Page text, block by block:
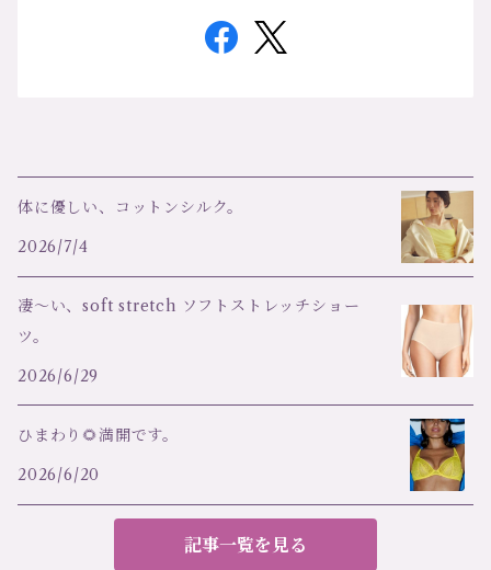
体に優しい、コットンシルク。
2026/7/4
凄～い、soft stretch ソフトストレッチショー
ツ。
2026/6/29
ひまわり🌻満開です。
2026/6/20
記事一覧を見る